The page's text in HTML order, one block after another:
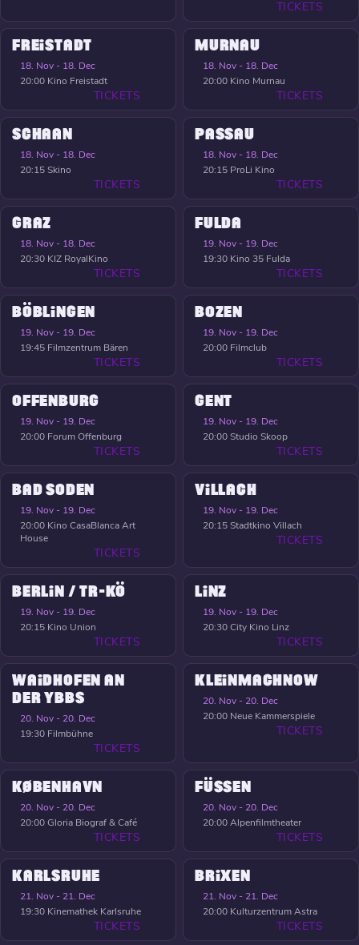
TICKETS
FREISTADT
18. Nov - 18. Dec
20:00 Kino Freistadt
TICKETS
MURNAU
18. Nov - 18. Dec
20:00 Kino Murnau
TICKETS
SCHAAN
18. Nov - 18. Dec
20:15Skino
TICKETS
PASSAU
18. Nov - 18. Dec
20:15 ProLi Kino
TICKETS
GRAZ
18. Nov - 18. Dec
20:30 KIZ RoyalKino
TICKETS
FULDA
19. Nov - 19. Dec
19:30 Kino 35 Fulda
TICKETS
BÖBLINGEN
19. Nov - 19. Dec
19:45 Filmzentrum Bären
TICKETS
BOZEN
19. Nov - 19. Dec
20:00 Filmclub
TICKETS
OFFENBURG
19. Nov - 19. Dec
20:00 Forum Offenburg
TICKETS
GENT
19. Nov - 19. Dec
20:00Studio Skoop
TICKETS
BAD SODEN
19. Nov - 19. Dec
20:00 Kino CasaBlanca Art
House
TICKETS
VILLACH
19. Nov - 19. Dec
20:15Stadtkino Villach
TICKETS
BERLIN / TR-KÖ
19. Nov - 19. Dec
20:15 Kino Union
TICKETS
LINZ
19. Nov - 19. Dec
20:30City Kino Linz
TICKETS
WAIDHOFEN AN
DER YBBS
20. Nov - 20. Dec
19:30 Filmbühne
TICKETS
KLEINMACHNOW
20. Nov - 20. Dec
20:00 Neue Kammerspiele
TICKETS
KØBENHAVN
20. Nov - 20. Dec
20:00Gloria Biograf & Café
TICKETS
FÜSSEN
20. Nov - 20. Dec
20:00Alpenfilmtheater
TICKETS
KARLSRUHE
21. Nov - 21. Dec
19:30 Kinemathek Karlsruhe
TICKETS
BRIXEN
21. Nov - 21. Dec
20:00 Kulturzentrum Astra
TICKETS